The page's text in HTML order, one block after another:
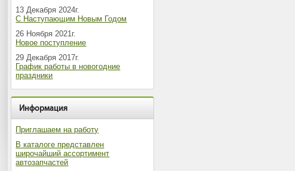
13 Декабря 2024г.
С Наступающим Новым Годом
26 Ноября 2021г.
Новое поступление
29 Декабря 2017г.
График работы в новогодние
праздники
Информация
Приглашаем на работу
В каталоге представлен
широчайший ассортимент
автозапчастей